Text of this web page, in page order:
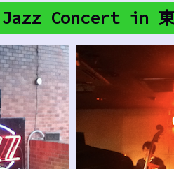
Concert in 東